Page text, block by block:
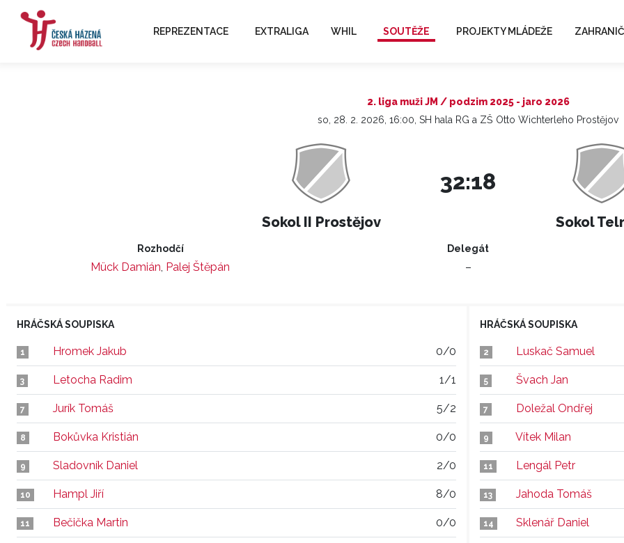
REPREZENTACE EXTRALIGA WHIL SOUTĚŽE PROJEKTY MLÁDEŽE
2. liga muži JM / podzim 2025 - jaro 2026
so, 28. 2. 2026, 16:00, SH hala RG a ZŠ Otto Wichterleho Prostějov
Sokol II Prostějov
32:18
Sokol
Rozhodčí
Mück Damián, Palej Štěpán
Delegát
–
HRÁČSKÁ SOUPISKA
1 Hromek Jakub 0/0
3 Letocha Radim 1/1
7 Jurík Tomáš 5/2
8 Bokůvka Kristián 0/0
9 Sladovník Daniel 2/0
10 Hampl Jiří 8/0
11 Bečička Martin 0/0
HRÁČSKÁ SOUPISKA
2 Luskač Samuel
5 Švach Jan
7 Doležal Ondřej
9 Vítek Milan
11 Lengál Petr
13 Jahoda Tomáš
14 Sklenář Daniel